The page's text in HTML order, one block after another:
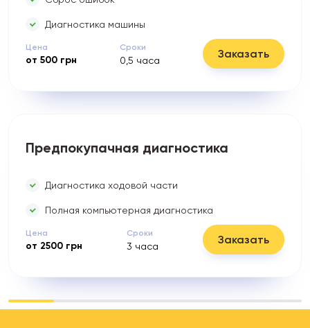
Диагностика машины
Цена
от 500 грн
Сроки
0,5 часа Заказать
Предпокупачная диагностика
Диагностика ходовой части
Полная компьютерная диагностика
Цена
от 2500 грн
Сроки
3 часа Заказать